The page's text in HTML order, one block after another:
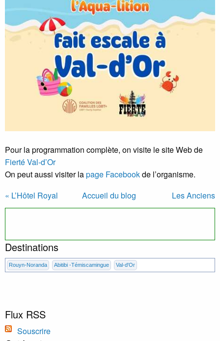
Pour la programmation complète, on visite le site Web de
Fierté Val-d’Or
On peut aussi visiter lapage Facebookde l’organisme.
Les Anciens
Canadiens : tou... »
Accueil du blog
« L’Hôtel Royal
William : une...
Destinations
Rouyn-Noranda Abitibi -Témiscamingue Val-d'Or
Flux RSS
Souscrire